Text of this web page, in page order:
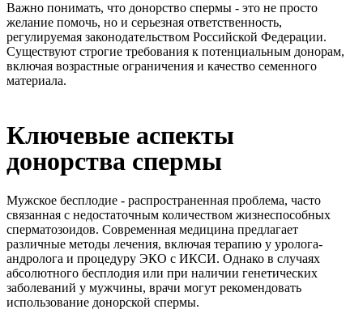
Важно понимать, что донорство спермы - это не просто
желание помочь, но и серьезная ответственность,
регулируемая законодательством Российской Федерации.
Существуют строгие требования к потенциальным донорам,
включая возрастные ограничения и качество семенного
материала.
Ключевые аспекты
донорства спермы
Мужское бесплодие - распространенная проблема, часто
связанная с недостаточным количеством жизнеспособных
сперматозоидов. Современная медицина предлагает
различные методы лечения, включая терапию у уролога-
андролога и процедуру ЭКО с ИКСИ. Однако в случаях
абсолютного бесплодия или при наличии генетических
заболеваний у мужчины, врачи могут рекомендовать
использование донорской спермы.